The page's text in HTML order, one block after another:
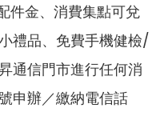
件金、消費集點可兌
禮品、免費手機健檢/
通信門市進行任何消
申辦／繳納電信話